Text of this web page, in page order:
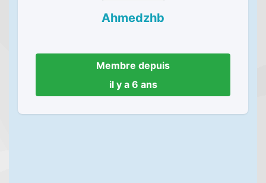
Ahmedzhb
Membre depuis
il y a 6 ans